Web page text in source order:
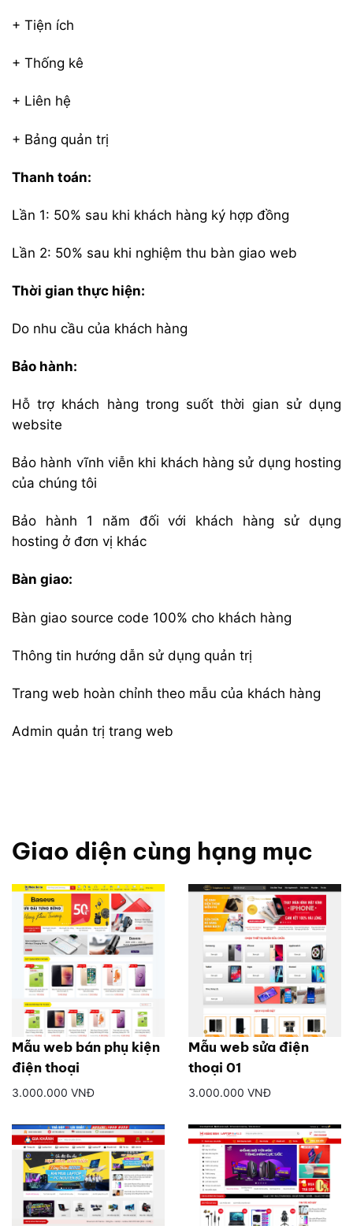
+ Tiện ích
+ Thống kê
+ Liên hệ
+ Bảng quản trị
Thanh toán:
Lần 1: 50% sau khi khách hàng ký hợp đồng
Lần 2: 50% sau khi nghiệm thu bàn giao web
Thời gian thực hiện:
Do nhu cầu của khách hàng
Bảo hành:
Hỗ trợ khách hàng trong suốt thời gian sử dụng
website
Bảo hành vĩnh viễn khi khách hàng sử dụng hosting
của chúng tôi
Bảo hành 1 năm đối với khách hàng sử dụng
hosting ở đơn vị khác
Bàn giao:
Bàn giao source code 100% cho khách hàng
Thông tin hướng dẫn sử dụng quản trị
Trang web hoàn chỉnh theo mẫu của khách hàng
Admin quản trị trang web
Giao diện cùng hạng mục
Mẫu web bán phụ kiện
điện thoại
3.000.000 VNĐ
Mẫu web sửa điện
thoại 01
3.000.000 VNĐ